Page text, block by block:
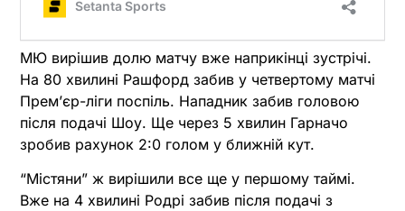
МЮ вирішив долю матчу вже наприкінці зустрічі.
На 80 хвилині Рашфорд забив у четвертому матчі
Прем’єр-ліги поспіль. Нападник забив головою
після подачі Шоу. Ще через 5 хвилин Гарначо
зробив рахунок 2:0 голом у ближній кут.
“Містяни” ж вирішили все ще у першому таймі.
Вже на 4 хвилині Родрі забив після подачі з